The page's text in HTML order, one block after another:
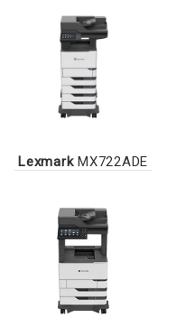
LexmarkMX722ADE